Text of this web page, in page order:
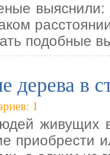
подобные
дерева в
1
живущих
приобрести